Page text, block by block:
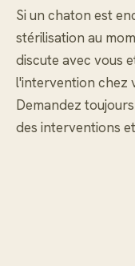
Si un chaton est
stérilisation au
discute avec vous
l'intervention chez
Demandez
des interventions